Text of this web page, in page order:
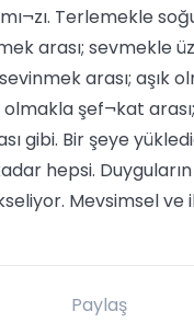
Terlemekle
arası; sevmekle
arası; aşık
olmakla şef¬kat
gibi. Bir şeye
hepsi.
Mevsimsel ve
Paylaş